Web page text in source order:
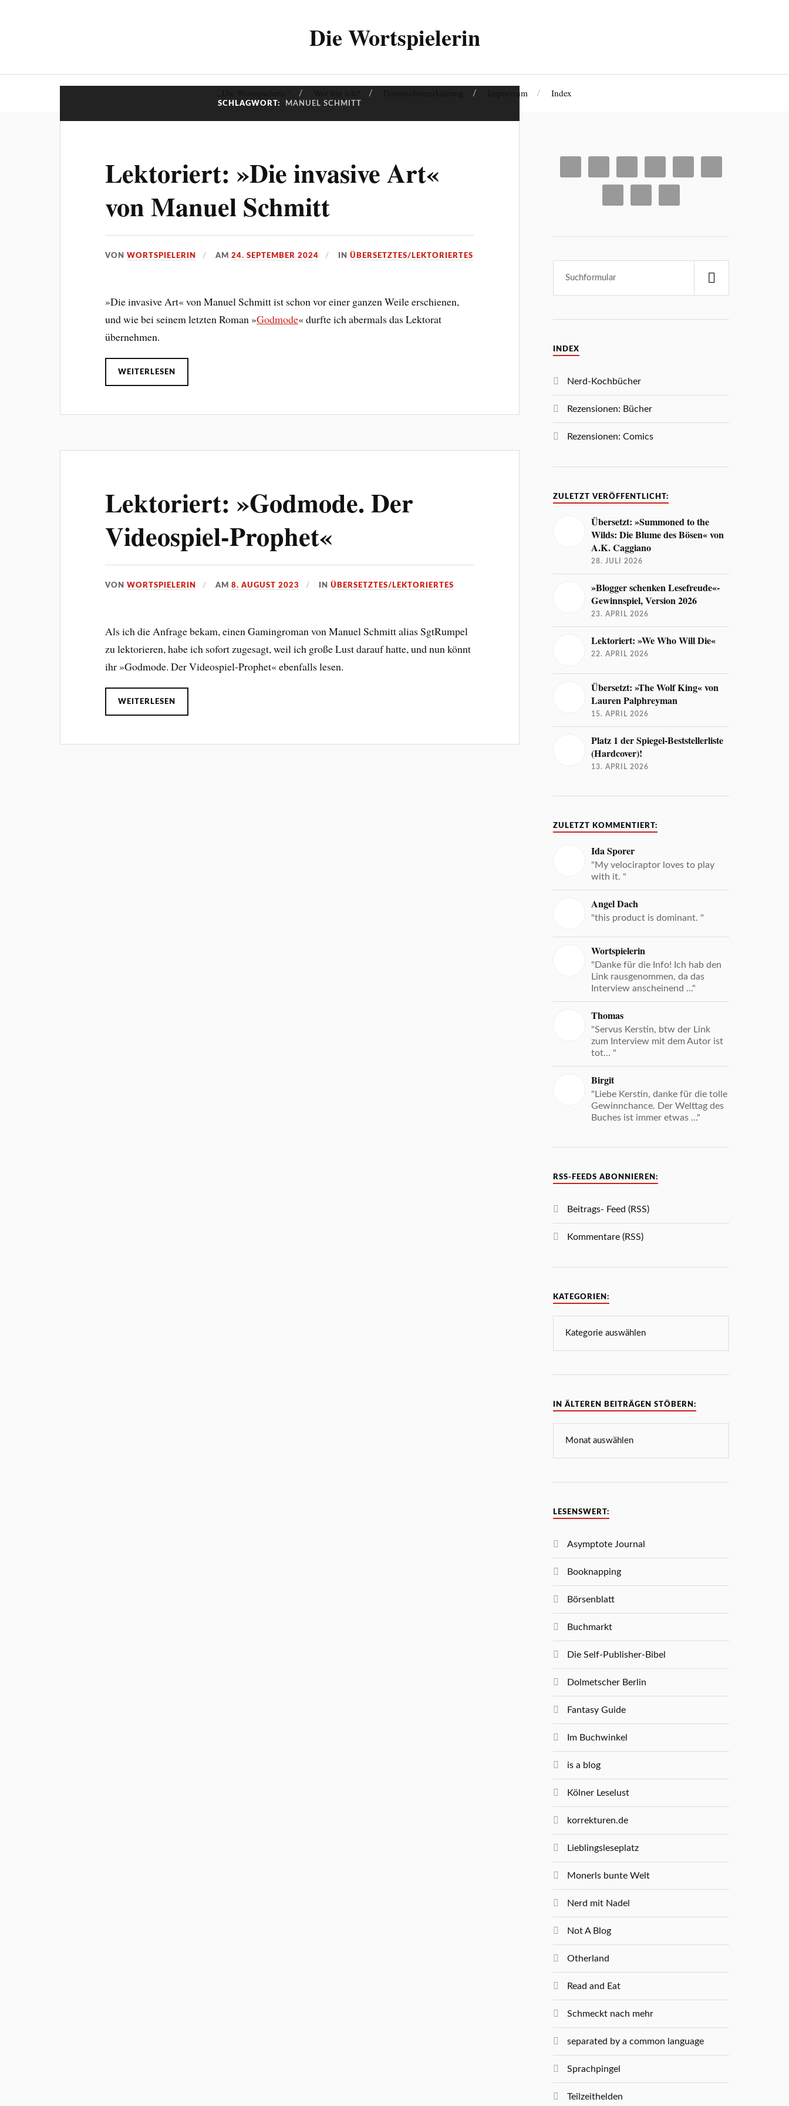
Die Wortspielerin
Impressum Index
SCHLAGWORT: MANUEL SCHMITT
Lektoriert: »Die invasive Art«
von Manuel Schmitt
VONWORTSPIELERIN AM24. SEPTEMBER 2024 INÜBERSETZTES/LEKTORIERTES
»Die invasive Art« von Manuel Schmitt ist schon vor einer ganzen Weile erschienen,
und wie bei seinem letzten Roman »Godmode« durfte ich abermals das Lektorat
übernehmen.
WEITERLESEN
Lektoriert: »Godmode. Der
Videospiel-Prophet«
VONWORTSPIELERIN AM8. AUGUST 2023 INÜBERSETZTES/LEKTORIERTES
Als ich die Anfrage bekam, einen Gamingroman von Manuel Schmitt alias SgtRumpel
zu lektorieren, habe ich sofort zugesagt, weil ich große Lust darauf hatte, und nun könnt
ihr »Godmode. Der Videospiel-Prophet« ebenfalls lesen.
WEITERLESEN
INDEX
Nerd-Kochbücher
Rezensionen: Bücher
Rezensionen: Comics
ZULETZT VERÖFFENTLICHT:
Übersetzt: »Summoned to the
Wilds: Die Blume des Bösen« von
A.K. Caggiano
28. JULI 2026
»Blogger schenken Lesefreude«-
Gewinnspiel, Version 2026
23. APRIL 2026
Lektoriert: »We Who Will Die«
22. APRIL 2026
Übersetzt: »The Wolf King« von
Lauren Palphreyman
15. APRIL 2026
Platz 1 der Spiegel-Beststellerliste
(Hardcover)!
13. APRIL 2026
ZULETZT KOMMENTIERT:
Ida Sporer
"My velociraptor loves to play
with it. "
Angel Dach
"this product is dominant. "
Wortspielerin
"Danke für die Info! Ich hab den
Link rausgenommen, da das
Interview anscheinend ..."
Thomas
"Servus Kerstin, btw der Link
zum Interview mit dem Autor ist
tot... "
Birgit
"Liebe Kerstin, danke für die tolle
Gewinnchance. Der Welttag des
Buches ist immer etwas ..."
RSS-FEEDS ABONNIEREN:
Beitrags- Feed (RSS)
Kommentare (RSS)
KATEGORIEN:
IN ÄLTEREN BEITRÄGEN STÖBERN:
LESENSWERT:
Asymptote Journal
Booknapping
Börsenblatt
Buchmarkt
Die Self-Publisher-Bibel
Dolmetscher Berlin
Fantasy Guide
Im Buchwinkel
is a blog
Kölner Leselust
korrekturen.de
Lieblingsleseplatz
Monerls bunte Welt
Nerd mit Nadel
Not A Blog
Otherland
Read and Eat
Schmeckt nach mehr
separated by a common language
Sprachpingel
Teilzeithelden